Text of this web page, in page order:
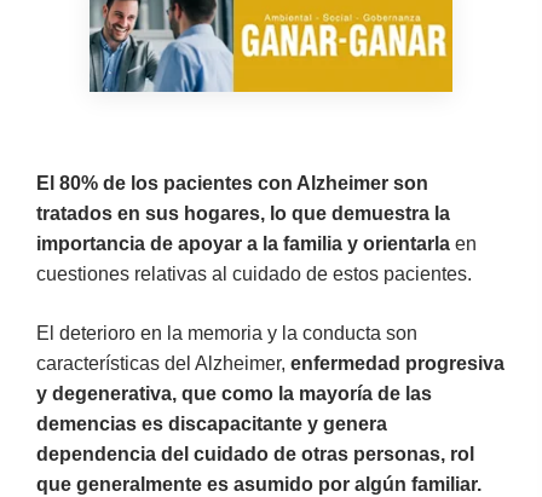
El 80% de los pacientes con Alzheimer son
tratados en sus hogares, lo que demuestra la
importancia de apoyar a la familia y orientarla en
cuestiones relativas al cuidado de estos pacientes.
El deterioro en la memoria y la conducta son
características del Alzheimer, enfermedad progresiva
y degenerativa, que como la mayoría de las
demencias es discapacitante y genera
dependencia del cuidado de otras personas, rol
que generalmente es asumido por algún familiar.